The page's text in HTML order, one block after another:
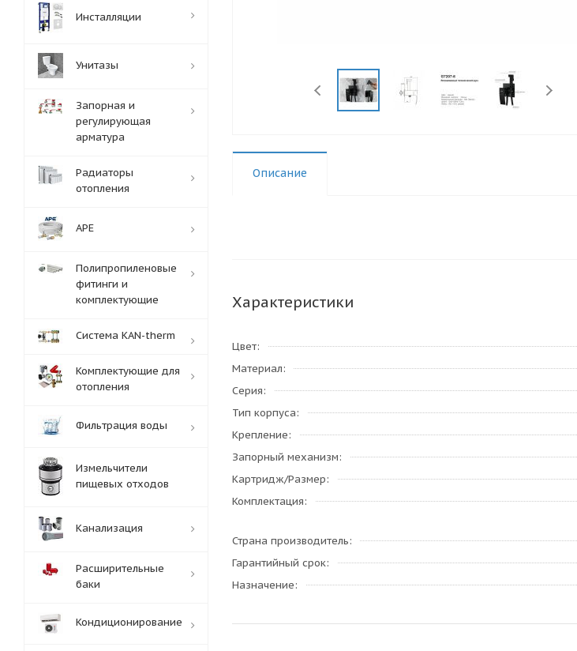
Описание
Характеристики
Цвет
Материал
Серия
Тип корпуса
Крепление
Запорный механизм
Картридж/Размер
Комплектация
Страна производитель
Гарантийный срок
Назначение
Инсталляции
Унитазы
Запорная и
регулирующая
арматура
Радиаторы
отопления
APE
Полипропиленовые
фитинги и
комплектующие
Система KAN-therm
Комплектующие для
отопления
Фильтрация воды
Измельчители
пищевых отходов
Канализация
Расширительные
баки
Кондиционирование